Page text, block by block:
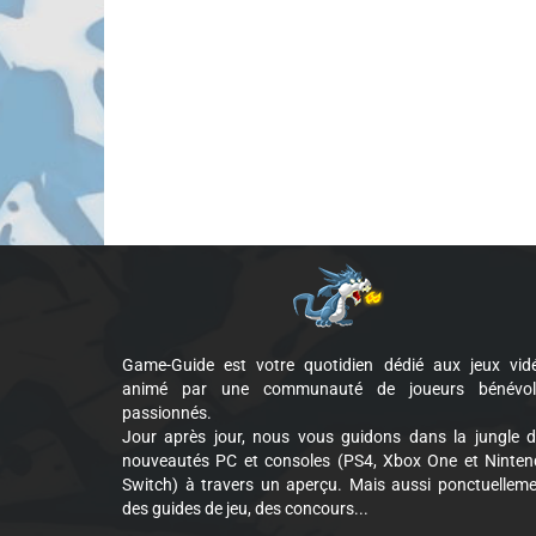
Game-Guide est votre quotidien dédié aux jeux
animé par une communauté de joueurs
passionnés.
Jour après jour, nous vous guidons dans la jungle
nouveautés PC et consoles (PS4, Xbox One et
Switch) à travers un aperçu. Mais aussi
des guides de jeu, des concours...